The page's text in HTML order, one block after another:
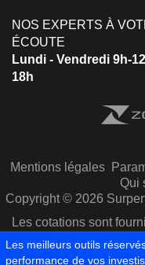
NOS EXPERTS À
ÉCOUTE
Lundi - Vendredi 9h-
18h
Mentions légales
Qui
Copyright © 2026
Les cotations sont
Les meilleurs outils
performance de vos